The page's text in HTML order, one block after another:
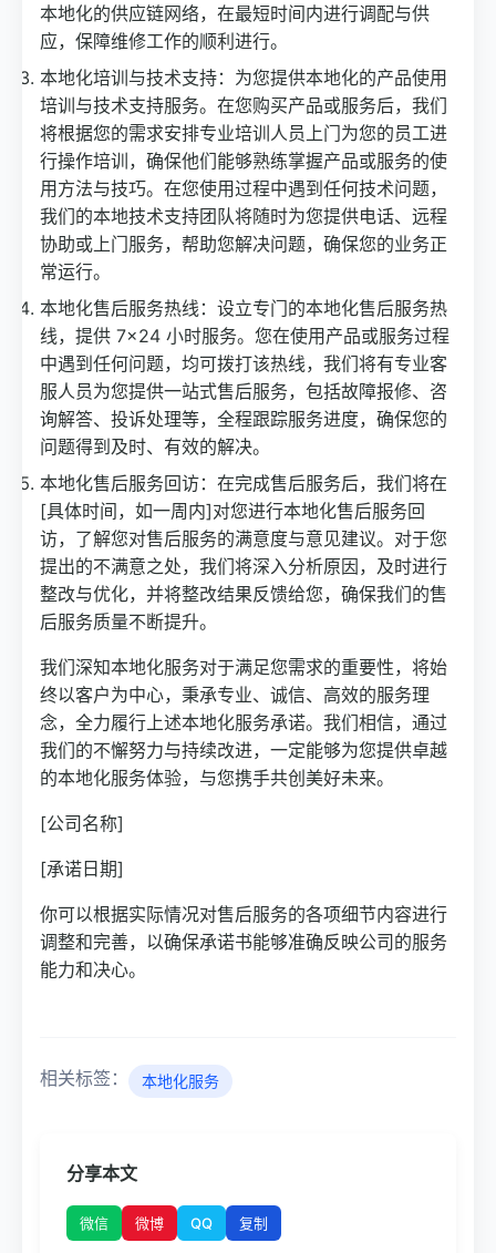
本地化的供应链网络，在最短时间内进行调配与供
应，保障维修工作的顺利进行。
本地化培训与技术支持：为您提供本地化的产品使用
培训与技术支持服务。在您购买产品或服务后，我们
将根据您的需求安排专业培训人员上门为您的员工进
行操作培训，确保他们能够熟练掌握产品或服务的使
用方法与技巧。在您使用过程中遇到任何技术问题，
我们的本地技术支持团队将随时为您提供电话、远程
协助或上门服务，帮助您解决问题，确保您的业务正
常运行。
本地化售后服务热线：设立专门的本地化售后服务热
线，提供 7×24 小时服务。您在使用产品或服务过程
中遇到任何问题，均可拨打该热线，我们将有专业客
服人员为您提供一站式售后服务，包括故障报修、咨
询解答、投诉处理等，全程跟踪服务进度，确保您的
问题得到及时、有效的解决。
本地化售后服务回访：在完成售后服务后，我们将在
[具体时间，如一周内]对您进行本地化售后服务回
访，了解您对售后服务的满意度与意见建议。对于您
提出的不满意之处，我们将深入分析原因，及时进行
整改与优化，并将整改结果反馈给您，确保我们的售
后服务质量不断提升。
我们深知本地化服务对于满足您需求的重要性，将始
终以客户为中心，秉承专业、诚信、高效的服务理
念，全力履行上述本地化服务承诺。我们相信，通过
我们的不懈努力与持续改进，一定能够为您提供卓越
的本地化服务体验，与您携手共创美好未来。
[公司名称]
[承诺日期]
你可以根据实际情况对售后服务的各项细节内容进行
调整和完善，以确保承诺书能够准确反映公司的服务
能力和决心。
相关标签： 本地化服务
分享本文
微信 微博 QQ 复制